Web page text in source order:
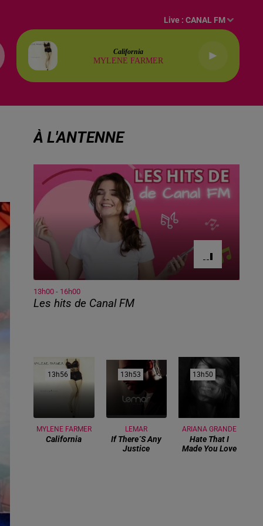
Live :CANAL FM
California
MYLENE FARMER
À L'ANTENNE
13h00 - 16h00
Les hits de Canal FM
13h56
13h56
MYLENE FARMER
California
13h53
13h53
LEMAR
If There´s Any
Justice
13h50
13h50
ARIANA GRANDE
Hate That I
Made You Love